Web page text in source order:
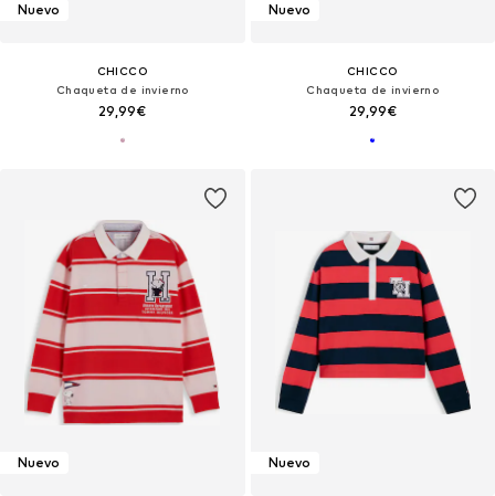
Nuevo
CHICCO
Chaqueta de invierno
29,99€
Nuevo
CHICCO
Chaqueta de invierno
29,99€
Nuevo Nuevo